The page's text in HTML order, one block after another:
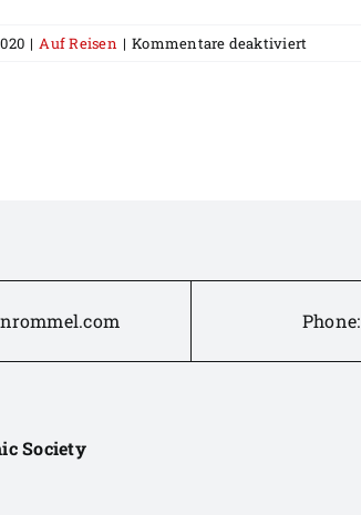
| Auf Reisen | Kommentare deaktiviert
Phone:
Society